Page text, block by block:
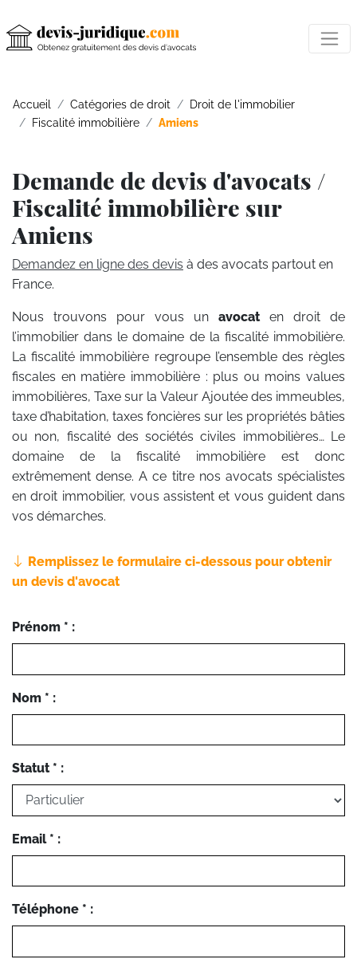
Accueil Catégories de droit
Droit de l'immobilier
Fiscalité immobilière
Amiens
Demande de devis d'avocats /
Fiscalité immobilière sur
Amiens
Demandez en ligne des devis à des avocats partout en
France.
Nous trouvons pour vous un avocat en droit de
l’immobilier dans le domaine de la fiscalité immobilière.
La fiscalité immobilière regroupe l’ensemble des règles
fiscales en matière immobilière : plus ou moins values
immobilières, Taxe sur la Valeur Ajoutée des immeubles,
taxe d’habitation, taxes foncières sur les propriétés bâties
ou non, fiscalité des sociétés civiles immobilières… Le
domaine de la fiscalité immobilière est donc
extrêmement dense. A ce titre nos avocats spécialistes
en droit immobilier, vous assistent et vous guident dans
vos démarches.
Remplissez le formulaire ci-dessous pour obtenir
un devis d'avocat
Prénom * :
Nom * :
Statut * :
Email * :
Téléphone * :